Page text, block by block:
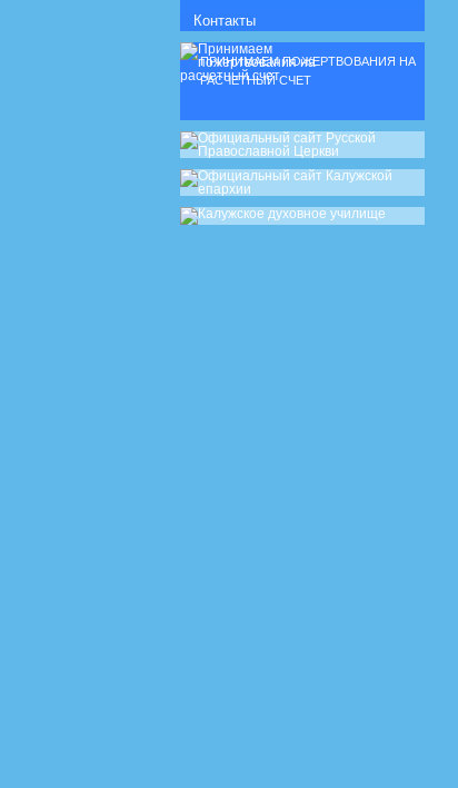
Контакты
ПРИНИМАЕМ ПОЖЕРТВОВАНИЯ НА
РАСЧЕТНЫЙ СЧЕТ